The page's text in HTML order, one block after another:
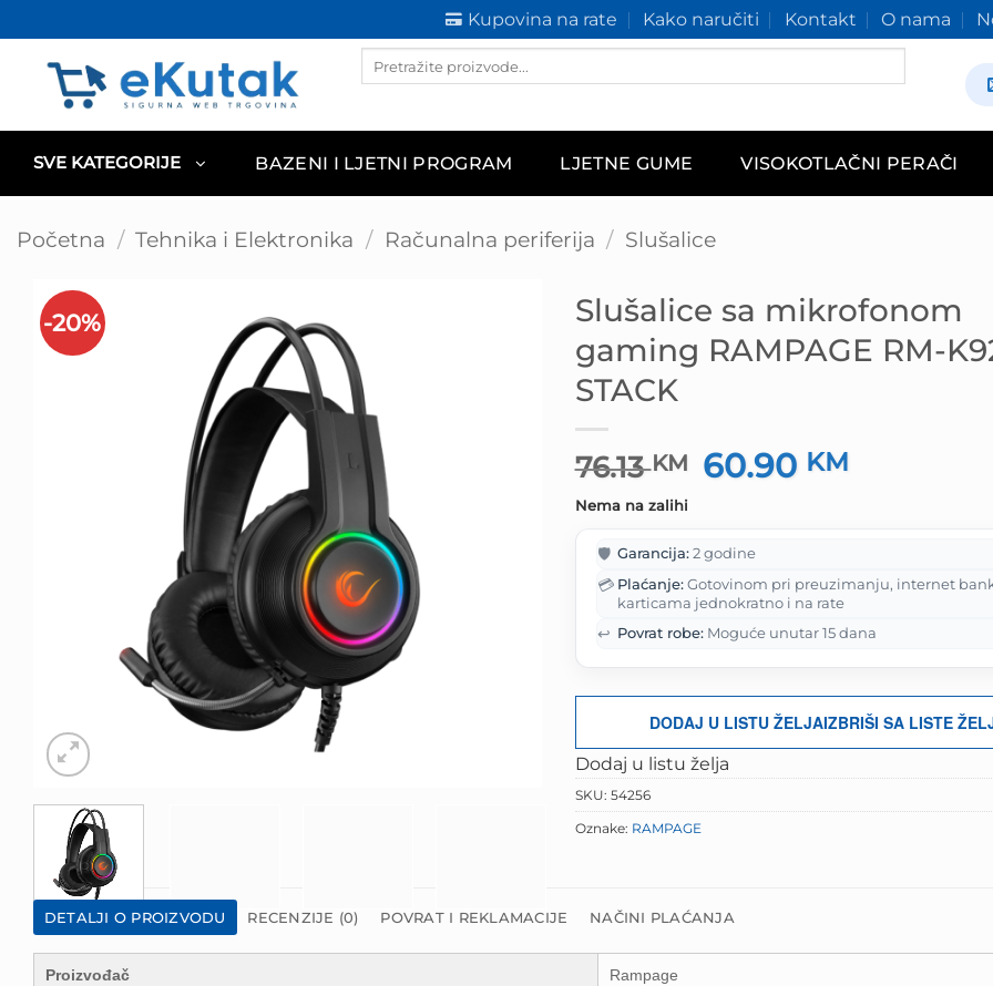
to
content
Kupovina na rate Kako naručiti Kontakt O nama
Products
SVE KATEGORIJE BAZENI I LJETNI PROGRAM LJETNE GUME VISOKOTLAČNI PERAČI
Početna / Tehnika i Elektronika / Računalna periferija / Slušalice
-20%
Slušalice sa mikrofonom
gaming RAMPAGE RM-
STACK
76.13KM
Izvorna
cijena
je:
76.13 KM.
60.90 KM
Nema na zalihi
🛡️ Garancija:2 godine
💳 Plaćanje:Gotovinom pri preuzimanju, internet
karticama jednokratno i na rate
↩️ Povrat robe:Moguće unutar 15 dana
DODAJ U LISTU ŽELJAIZBRIŠI SA LISTE
Dodaj u listu želja
SKU: 54256
Oznake: RAMPAGE
DETALJI O PROIZVODU RECENZIJE (0) POVRAT I REKLAMACIJE NAČINI PLAĆANJA
Proizvođač Rampage